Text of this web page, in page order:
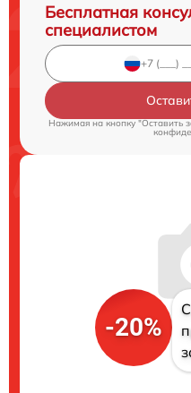
Бесплатная
специалистом
Нажимая на кнопку "Оставить
-20%